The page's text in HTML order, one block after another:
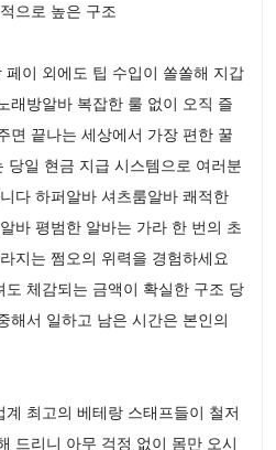
으로 높은 구조
이 외에도 팁 수입이 쏠쏠해 지갑
래방알바 복잡한 룰 없이 오직 즐
면 끝나는 세상에서 가장 편한 꿀
당일 현금 지급 시스템으로 여러분
다 하퍼알바 셔츠룸알바 쾌적한
바 평범한 알바는 가라 한 번의 초
지는 쩜오의 위력을 경험하세요
체감되는 금액이 확실한 구조 당
해서 일하고 남은 시간은 본인의
최고의 베테랑 스태프들이 철저
드리니 아무 걱정 없이 몸만 오시